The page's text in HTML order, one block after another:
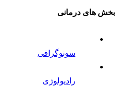
بخش های درمانی
سونوگرافی
رادیولوژی